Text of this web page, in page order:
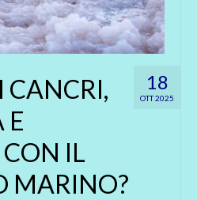
18
OTT 2025
CANCRI,
E
IL
MARINO?